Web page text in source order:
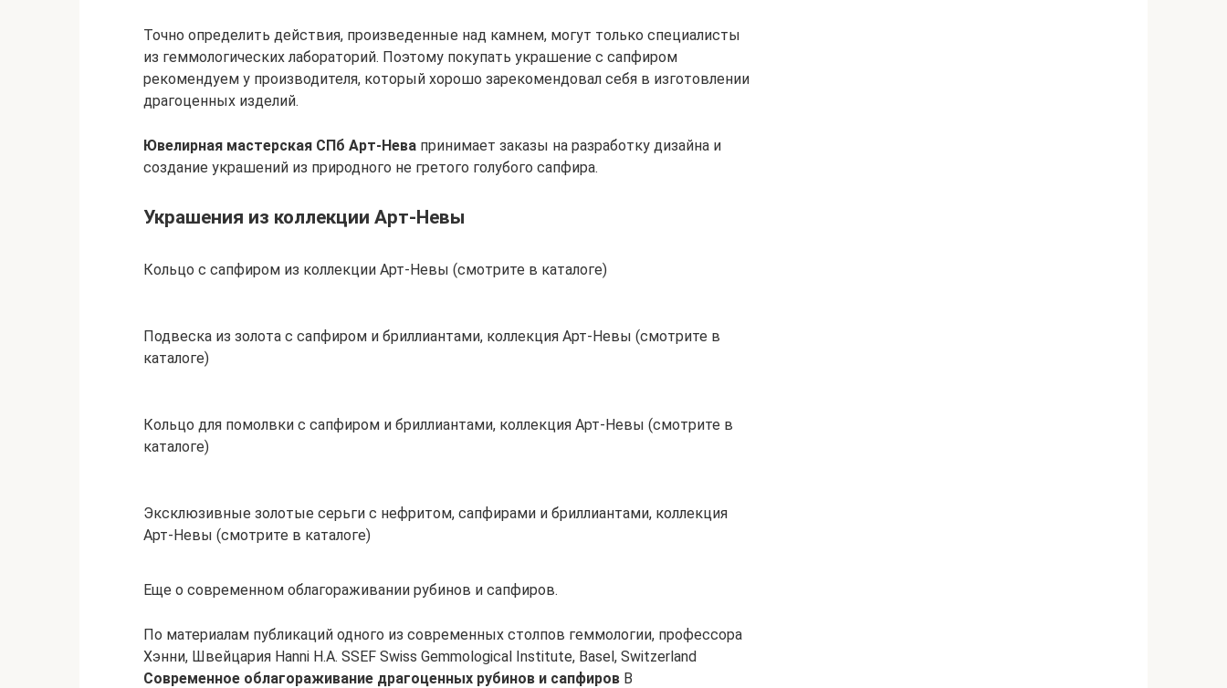
Точно определить действия, произведенные над камнем, могут только специалисты
из геммологических лабораторий. Поэтому покупать украшение с сапфиром
рекомендуем у производителя, который хорошо зарекомендовал себя в изготовлении
драгоценных изделий.
Ювелирная мастерская СПб Арт-Нева принимает заказы на разработку дизайна и
создание украшений из природного не гретого голубого сапфира.
Украшения из коллекции Арт-Невы
Кольцо с сапфиром из коллекции Арт-Невы (смотрите в каталоге)
Подвеска из золота с сапфиром и бриллиантами, коллекция Арт-Невы (смотрите в
каталоге)
Кольцо для помолвки с сапфиром и бриллиантами, коллекция Арт-Невы (смотрите в
каталоге)
Эксклюзивные золотые серьги с нефритом, сапфирами и бриллиантами, коллекция
Арт-Невы (смотрите в каталоге)
Еще о современном облагораживании рубинов и сапфиров.
По материалам публикаций одного из современных столпов геммологии, профессора
Хэнни, Швейцария Hanni H.A. SSEF Swiss Gemmological Institute, Basel, Switzerland
Современное облагораживание драгоценных рубинов и сапфиров В